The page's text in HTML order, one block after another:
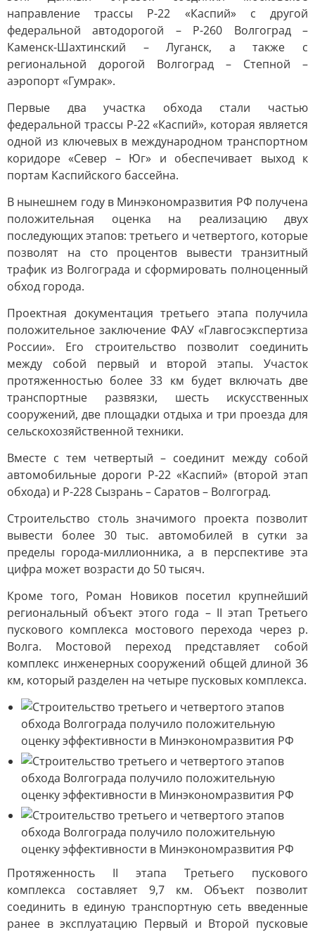
направление трассы Р-22 «Каспий» с другой
федеральной автодорогой – Р-260 Волгоград –
Каменск-Шахтинский – Луганск, а также с
региональной дорогой Волгоград – Степной –
аэропорт «Гумрак».
Первые два участка обхода стали частью
федеральной трассы Р-22 «Каспий», которая является
одной из ключевых в международном транспортном
коридоре «Север – Юг» и обеспечивает выход к
портам Каспийского бассейна.
В нынешнем году в Минэкономразвития РФ получена
положительная оценка на реализацию двух
последующих этапов: третьего и четвертого, которые
позволят на сто процентов вывести транзитный
трафик из Волгограда и сформировать полноценный
обход города.
Проектная документация третьего этапа получила
положительное заключение ФАУ «Главгосэкспертиза
России». Его строительство позволит соединить
между собой первый и второй этапы. Участок
протяженностью более 33 км будет включать две
транспортные развязки, шесть искусственных
сооружений, две площадки отдыха и три проезда для
сельскохозяйственной техники.
Вместе с тем четвертый – соединит между собой
автомобильные дороги Р-22 «Каспий» (второй этап
обхода) и Р-228 Сызрань – Саратов – Волгоград.
Строительство столь значимого проекта позволит
вывести более 30 тыс. автомобилей в сутки за
пределы города-миллионника, а в перспективе эта
цифра может возрасти до 50 тысяч.
Кроме того, Роман Новиков посетил крупнейший
региональный объект этого года – II этап Третьего
пускового комплекса мостового перехода через р.
Волга. Мостовой переход представляет собой
комплекс инженерных сооружений общей длиной 36
км, который разделен на четыре пусковых комплекса.
Протяженность II этапа Третьего пускового
комплекса составляет 9,7 км. Объект позволит
соединить в единую транспортную сеть введенные
ранее в эксплуатацию Первый и Второй пусковые